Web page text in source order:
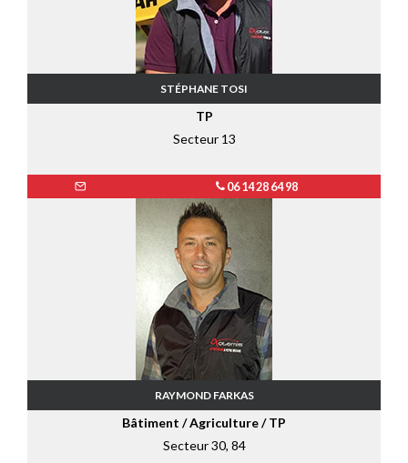
STÉPHANE TOSI
TP
Secteur 13
06 14 28 64 98
RAYMOND FARKAS
Bâtiment / Agriculture / TP
Secteur 30, 84